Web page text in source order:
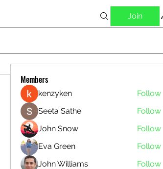
Join
Members
kenzyken
Follow
Seeta Sathe
Follow
John Snow
Follow
Eva Green
Follow
John Williams
Follow